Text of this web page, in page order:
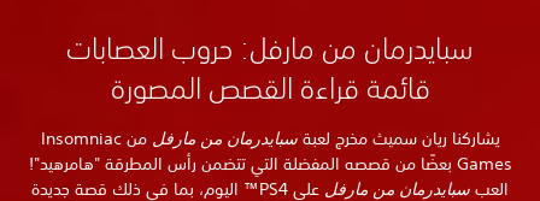
سبايدرمان من مارفل: حروب العصابات
قائمة قراءة القصص المصورة
يشاركنا ريان سميث مخرج لعبةسبايدرمان من مارفل
من Insomniac
Games بعضًا من قصصه المفضلة التي تتضمن رأس المطرقة "هامرهيد"!
العب سبايدرمان من مارفل
على PS4™ اليوم، بما في ذلك قصة جديدة